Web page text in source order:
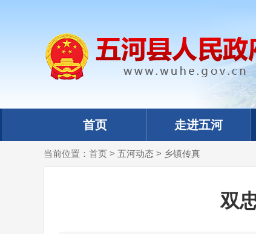
首页 走进五河
当前位置： 首页 > 五河动态 > 乡镇传真
双